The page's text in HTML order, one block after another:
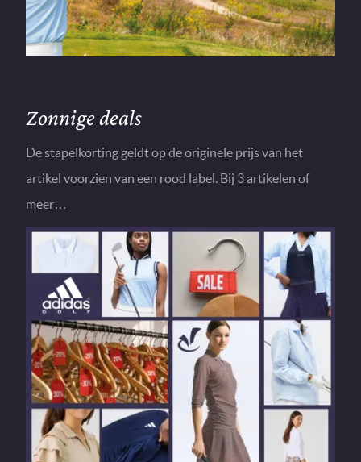
Zonnige deals
De stapelkorting geldt op de originele prijs van het
artikel voorzien van een rood label. Bij 3 artikelen of
meer…